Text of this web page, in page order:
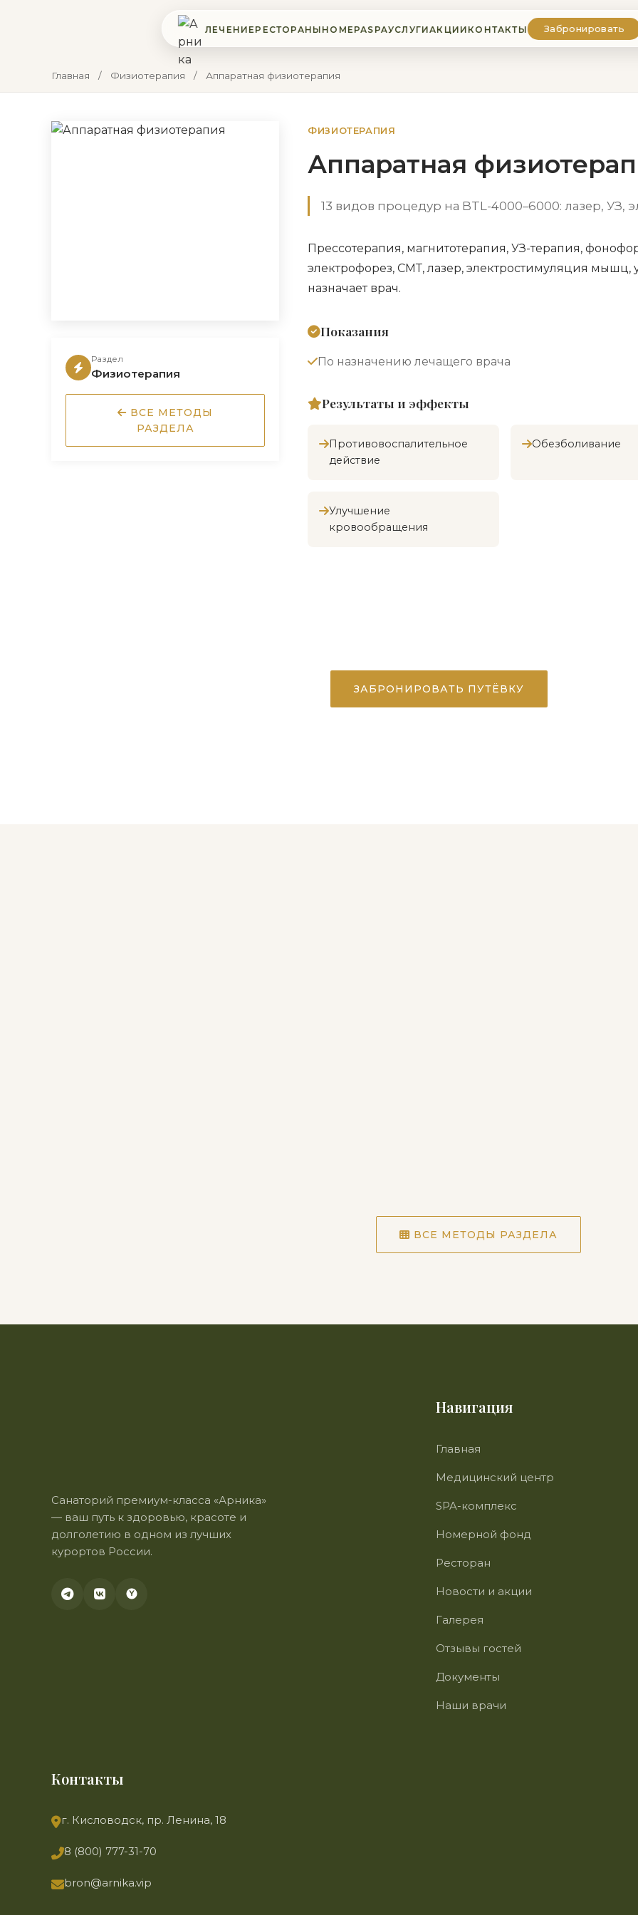
ЛЕЧЕНИЕРЕСТОРАНЫНОМЕРАSPAУСЛУГИАКЦИИКОНТАКТЫ Забронировать
Главная / Физиотерапия / Аппаратная физиотерапия
Раздел
Физиотерапия
ВСЕ МЕТОДЫ
РАЗДЕЛА
ФИЗИОТЕРАПИЯ
Аппаратная
13 видов процедур на BTL-4000–6000: лазер, УЗ,
Прессотерапия, магнитотерапия, УЗ-терапия,
электрофорез, СМТ, лазер, электростимуляция мышц,
назначает врач.
Показания
По назначению лечащего врача
Результаты и эффекты
Противовоспалительное
действие
Обезболивание
Улучшение
кровообращения
ЗАБРОНИРОВАТЬ ПУТЁВКУ
ВСЕ МЕТОДЫ РАЗДЕЛА
Санаторий премиум-класса «Арника»
— ваш путь к здоровью, красоте и
долголетию в одном из лучших
курортов России.
Навигация
Главная
Медицинский центр
SPA-комплекс
Номерной фонд
Ресторан
Новости и акции
Галерея
Отзывы гостей
Документы
Наши врачи
Контакты
г. Кисловодск, пр. Ленина, 18
8 (800) 777-31-70
bron@arnika.vip